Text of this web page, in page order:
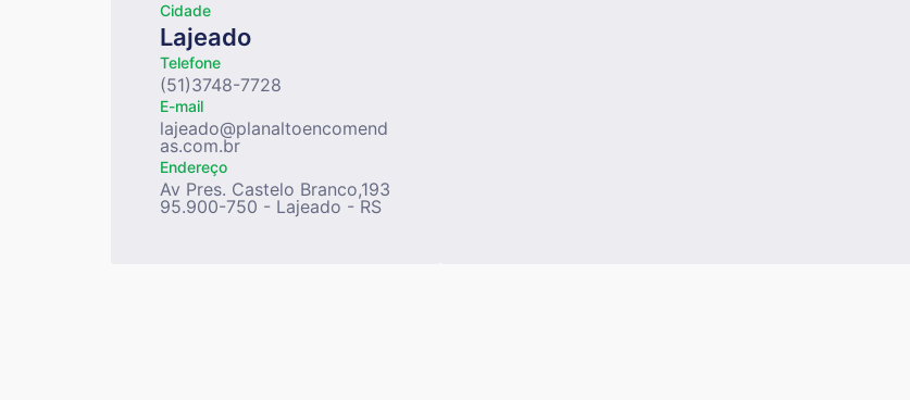
Cidade
Lajeado
Telefone
(51)3748-7728
E-mail
lajeado@planaltoencomend
as.com.br
Endereço
Av Pres. Castelo Branco,193
95.900-750 - Lajeado - RS